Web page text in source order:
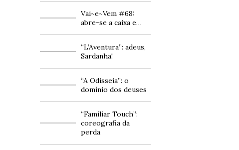
Vai~e~Vem #68:
abre-se a caixa e…
“L’Aventura”: adeus,
Sardanha!
“A Odisseia”: o
domínio dos deuses
“Familiar Touch”:
coreografia da
perda